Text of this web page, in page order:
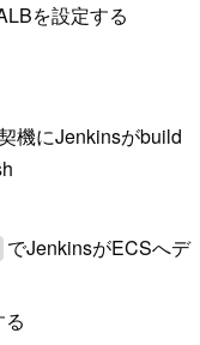
を設定する
機にJenkinsがbuild
でJenkinsがECSへデ